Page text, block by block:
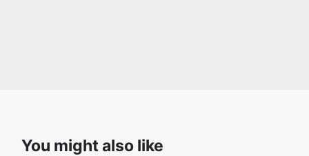
You might also like